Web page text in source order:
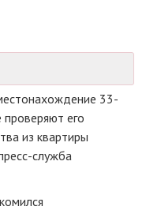
33-
его
из квартиры
служба